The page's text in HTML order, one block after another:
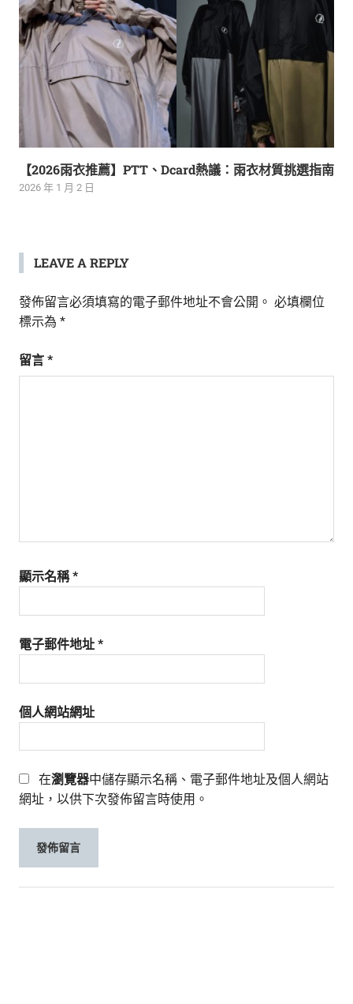
【2026雨衣推薦】PTT、Dcard熱議：雨衣材質挑選指南
2026 年 1 月 2 日
LEAVE A REPLY
發佈留言必須填寫的電子郵件地址不會公開。 必填欄位
標示為 *
留言 *
顯示名稱*
電子郵件地址 *
個人網站網址
在瀏覽器中儲存顯示名稱、電子郵件地址及個人網站
網址，以供下次發佈留言時使用。